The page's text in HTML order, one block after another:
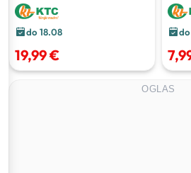
do 18.08
19,99 €
do
OGLAS